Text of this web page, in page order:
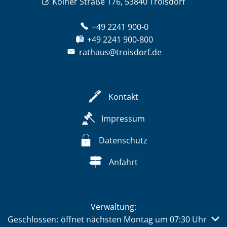
+49 2241 900-0
+49 2241 900-800
rathaus@troisdorf.de
Kontakt
Impressum
Datenschutz
Anfahrt
Verwaltung:
Klicken, um weitere Öffnungs- oder Schließzeiten
Geschlossen: öffnet nächsten Montag um 07:30 Uhr